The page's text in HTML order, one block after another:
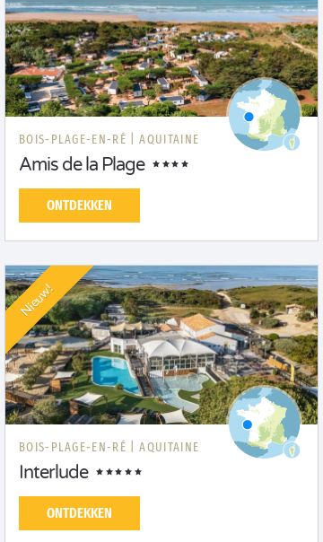
BOIS-PLAGE-EN-RÉ | AQUITAINE
Amis de la Plage
ONTDEKKEN
Nieuw!
BOIS-PLAGE-EN-RÉ | AQUITAINE
Interlude
ONTDEKKEN